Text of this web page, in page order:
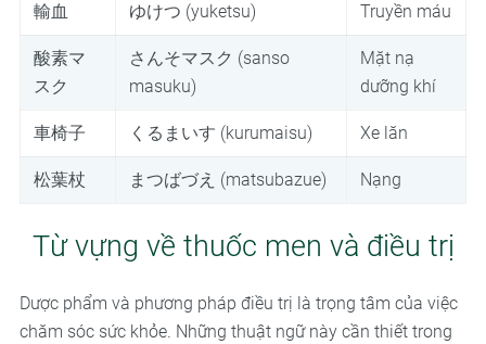
輸血 ゆけつ (yuketsu) Truyền máu
酸素マ
スク
さんそマスク (sanso
masuku)
Mặt nạ
dưỡng khí
車椅子 くるまいす (kurumaisu) Xe lăn
松葉杖 まつばづえ (matsubazue) Nạng
Từ vựng về thuốc men và điều trị
Dược phẩm và phương pháp điều trị là trọng tâm của việc
chăm sóc sức khỏe. Những thuật ngữ này cần thiết trong